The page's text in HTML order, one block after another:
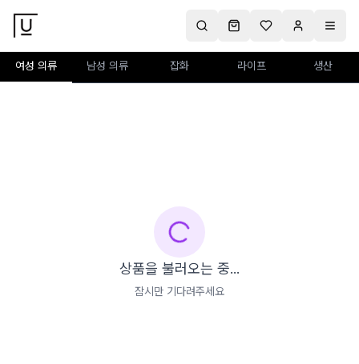
여성 의류 남성 의류 잡화 라이프 생산
상품을 불러오는 중...
잠시만 기다려주세요